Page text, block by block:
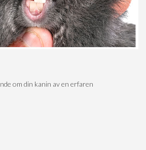
om din kanin av en erfaren